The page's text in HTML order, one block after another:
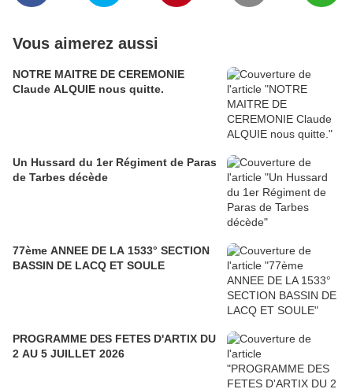
Vous aimerez aussi
NOTRE MAITRE DE CEREMONIE
Claude ALQUIE nous quitte.
Un Hussard du 1er Régiment de Paras
de Tarbes décède
77ème ANNEE DE LA 1533° SECTION
BASSIN DE LACQ ET SOULE
PROGRAMME DES FETES D'ARTIX DU
2 AU 5 JUILLET 2026